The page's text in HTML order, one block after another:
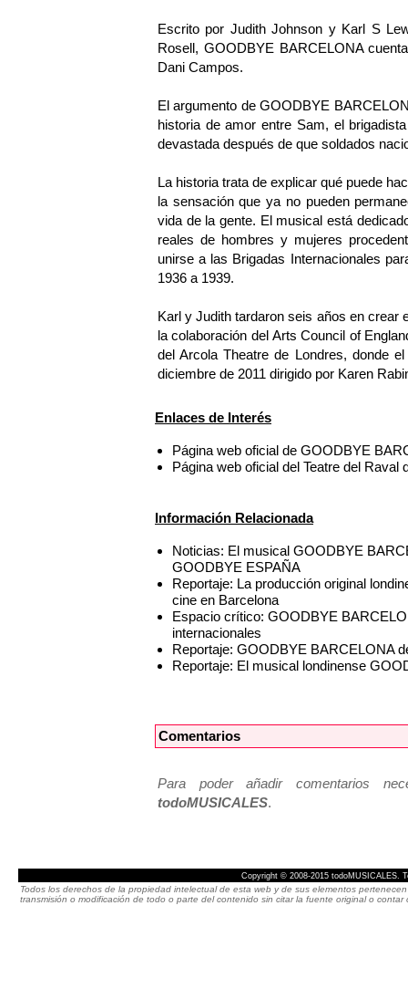
Escrito por Judith Johnson y Karl S
Rosell, GOODBYE BARCELONA
Dani Campos.
El argumento de GOODBYE
historia de amor entre Sam, el
devastada después de que soldados
La historia trata de explicar qué puede
la sensación que ya no pueden
vida de la gente. El musical está
reales de hombres y mujeres
unirse a las Brigadas Internacionales
1936 a 1939.
Karl y Judith tardaron seis años en crear
la colaboración del Arts Council of
del Arcola Theatre de Londres, donde
diciembre de 2011 dirigido por Karen
Enlaces de Interés
Página web oficial de GOODBYE
Página web oficial del Teatre del Raval
Información Relacionada
Noticias: El musical GOODBYE
GOODBYE ESPAÑA
Reportaje: La producción original
cine en Barcelona
Espacio crítico: GOODBYE
internacionales
Reportaje: GOODBYE BARCELONA
Reportaje: El musical londinense
Comentarios
Para poder añadir comentarios
todoMUSICALES.
Copyright © 2008-2015 todoMUSICALES.
Todos los derechos de la propiedad intelectual de esta web y de sus elementos
transmisión o modificación de todo o parte del contenido sin citar la fuente original o